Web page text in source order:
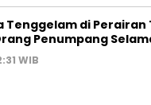
Tenggelam di Perairan
Penumpang
WIB